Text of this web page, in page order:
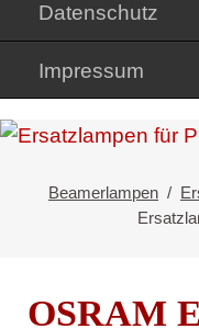
Datenschutz
Impressum
Beamerlampen
OSRAM